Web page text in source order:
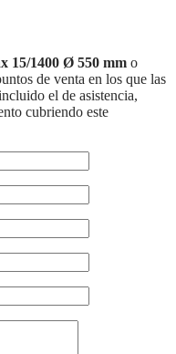
15/1400 Ø 550 mm o
de venta en los que las
el de asistencia,
cubriendo este